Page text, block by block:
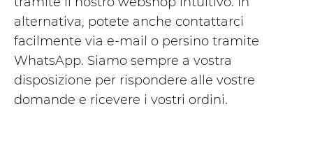
alternativa, potete anche contattarci
facilmente via e-mail o persino tramite
WhatsApp. Siamo sempre a vostra
disposizione per rispondere alle vostre
domande e ricevere i vostri ordini.